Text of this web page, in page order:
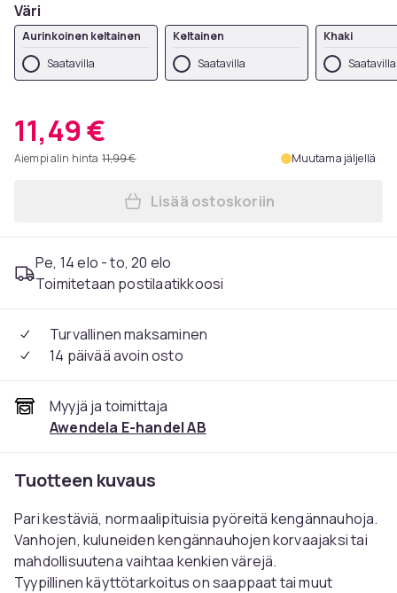
Väri
Aurinkoinen keltainen
Saatavilla
Keltainen
Saatavilla
Khaki
Saatavilla
11,49 €
Aiempi alin hinta 11,99 € Muutama jäljellä
Lisää Kengännauhat -
Lisää ostoskoriin
Pe, 14 elo - to, 20 elo
Toimitetaan postilaatikkoosi
Turvallinen maksaminen
14 päivää avoin osto
Myyjä ja toimittaja
Awendela E-handel AB
Tuotteen kuvaus
Pari kestäviä, normaalipituisia pyöreitä kengännauhoja.
Vanhojen, kuluneiden kengännauhojen korvaajaksi tai
mahdollisuutena vaihtaa kenkien värejä.
Tyypillinen käyttötarkoitus on saappaat tai muut